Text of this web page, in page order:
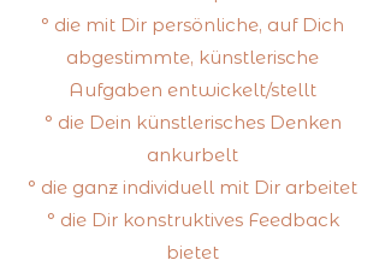
° die mit Dir persönliche, auf Dich
abgestimmte, künstlerische
Aufgaben entwickelt/stellt
° die Dein künstlerisches Denken
ankurbelt
° die ganz individuell mit Dir arbeitet
° die Dir konstruktives Feedback
bietet